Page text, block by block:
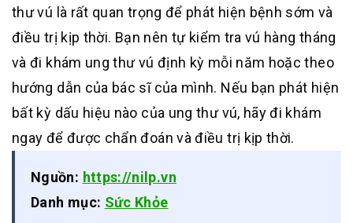
thư vú là rất quan trọng để phát hiện bệnh sớm và
điều trị kịp thời. Bạn nên tự kiểm tra vú hàng tháng
và đi khám ung thư vú định kỳ mỗi năm hoặc theo
hướng dẫn của bác sĩ của mình. Nếu bạn phát hiện
bất kỳ dấu hiệu nào của ung thư vú, hãy đi khám
ngay để được chẩn đoán và điều trị kịp thời.
Nguồn: https://nilp.vn
Danh mục: Sức Khỏe